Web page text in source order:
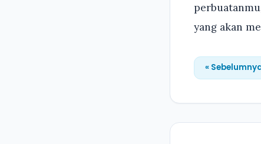
yang akan
«